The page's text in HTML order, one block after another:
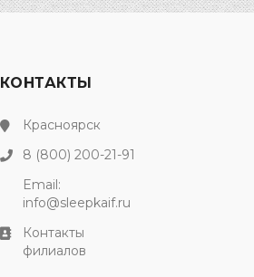
КОНТАКТЫ
Красноярск
8 (800) 200-21-91
Email:
info@sleepkaif.ru
Контакты
филиалов